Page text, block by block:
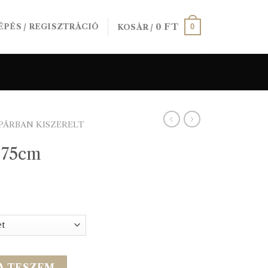
/ REGISZTRÁCIÓ KOSÁR / 0FT 0
KISZERELT
Ft